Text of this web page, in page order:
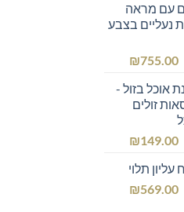
היה:
₪595.00.
הוא:
₪569.00.
עם מראה
זוגות נעליים בצבע
המחיר
היה:
₪799.00.
₪755.00
המחיר
הוא:
אוכל בזול -
זולים
המחיר
היה:
₪189.00.
₪149.00
המחיר
הוא:
₪149.00.
תלוי
המחיר ₪569.00
המחיר